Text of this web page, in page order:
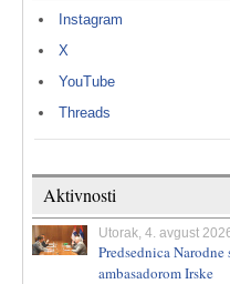
Instagram
X
YouTube
Threads
Aktivnosti
Utorak, 4. avgust
Predsednica
ambasadorom Irske